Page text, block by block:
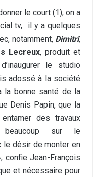
le court (1), on a
tv, il y a quelques
notamment, Dimitri,
Lecreux, produit et
le studio
adossé à la société
la bonne santé de la
Denis Papin, que la
des travaux
beaucoup sur le
le désir de monter en
confie Jean-François
et nécessaire pour